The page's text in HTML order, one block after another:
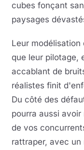
cubes fonçant
paysages
Leur
que leur pilotage,
accablant de
réalistes finit
Du côté des
pourra aussi
de vos
rattraper, avec